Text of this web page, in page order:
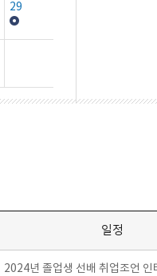
29
일정
2024년 졸업생 선배 취업조언 인